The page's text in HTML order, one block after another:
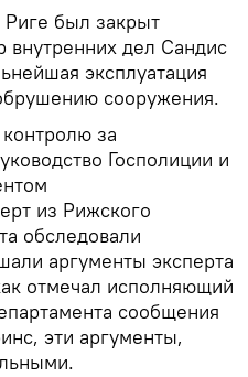
Риге был закрыт
внутренних дел Сандис
эксплуатация
сооружения.
за
Госполиции и
из Рижского
обследовали
аргументы эксперта
отмечал исполняющий
сообщения
эти аргументы,